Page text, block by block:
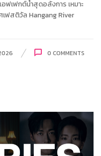
ฟเฟกต์น้ำสุดอลังการ เหมาะ
ฟสติวัล Hangang River
0 COMMENTS